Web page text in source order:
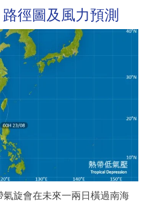
徑圖及風力預測
旋會在未來一兩日橫過南海